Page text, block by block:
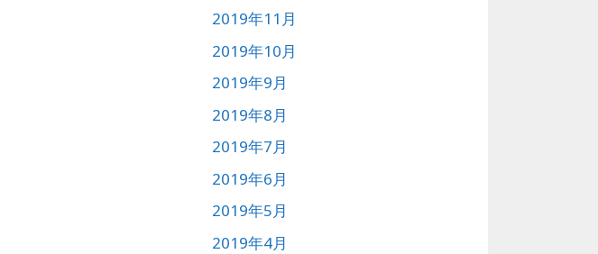
2019年11月
2019年10月
2019年9月
2019年8月
2019年7月
2019年6月
2019年5月
2019年4月